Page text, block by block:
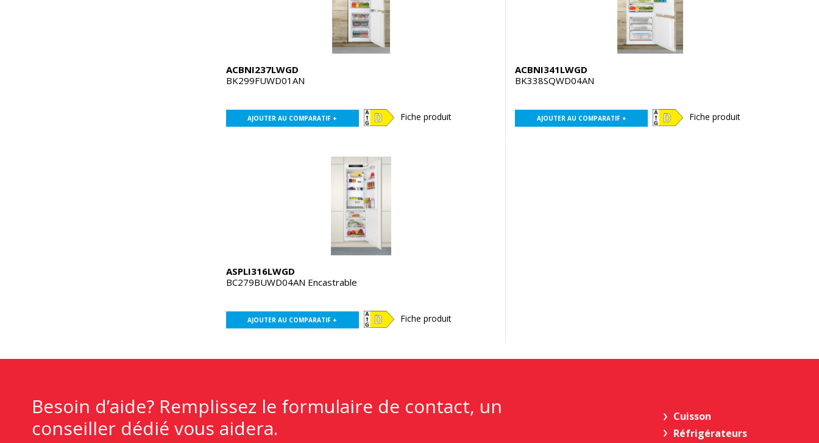
ACBNI237LWGD
BK299FUWD01AN
AJOUTER AU COMPARATIF + Fiche produit
ACBNI341LWGD
BK338SQWD04AN
AJOUTER AU COMPARATIF + Fiche produit
ASPLI316LWGD
BC279BUWD04AN Encastrable
AJOUTER AU COMPARATIF + Fiche produit
Besoin d’aide? Remplissez le formulaire de contact, un
conseiller dédié vous aidera.
Cuisson
Réfrigérateurs